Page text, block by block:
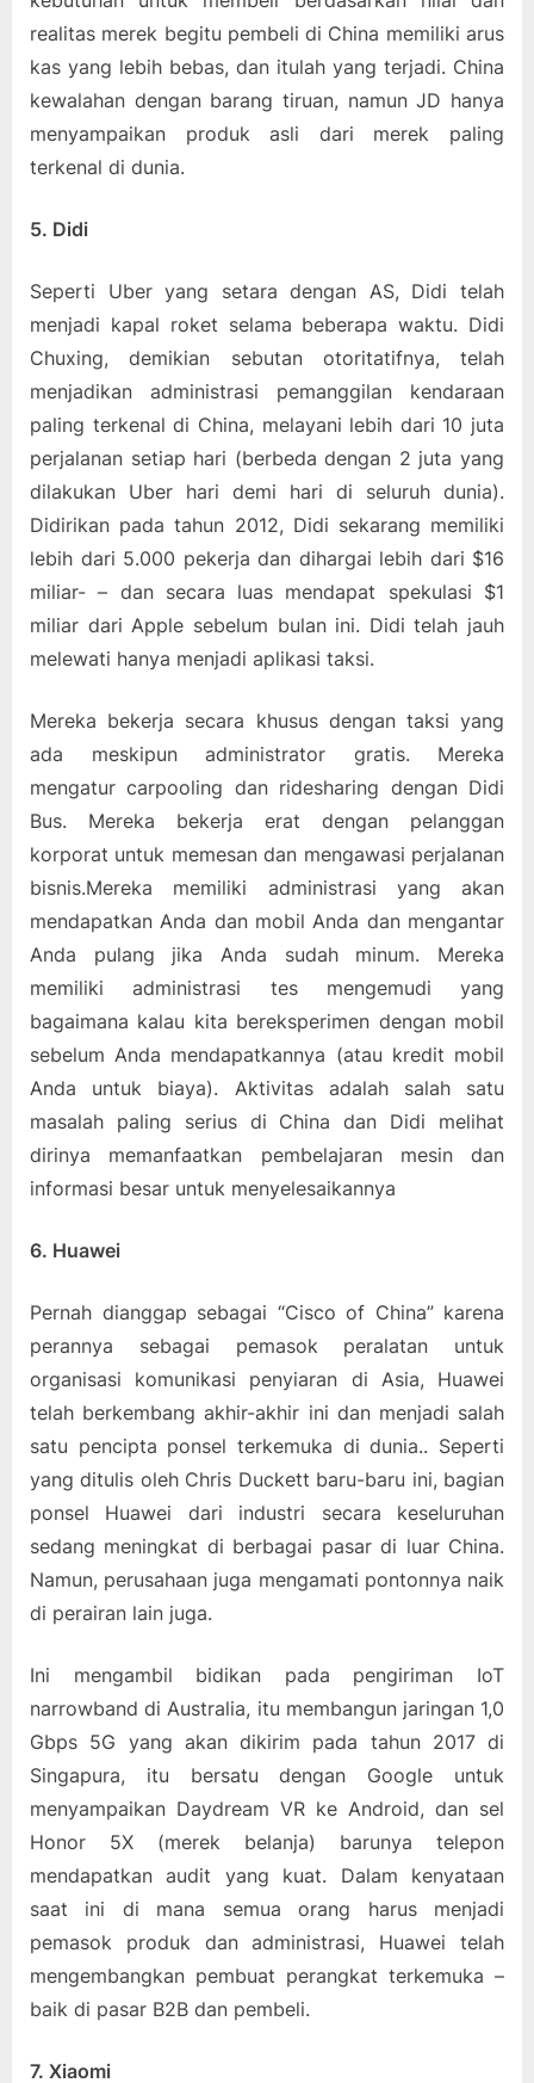
realitas merek begitu pembeli di China memiliki arus
kas yang lebih bebas, dan itulah yang terjadi. China
kewalahan dengan barang tiruan, namun JD hanya
menyampaikan produk asli dari merek paling
terkenal di dunia.
5. Didi
Seperti Uber yang setara dengan AS, Didi telah
menjadi kapal roket selama beberapa waktu. Didi
Chuxing, demikian sebutan otoritatifnya, telah
menjadikan administrasi pemanggilan kendaraan
paling terkenal di China, melayani lebih dari 10 juta
perjalanan setiap hari (berbeda dengan 2 juta yang
dilakukan Uber hari demi hari di seluruh dunia).
Didirikan pada tahun 2012, Didi sekarang memiliki
lebih dari 5.000 pekerja dan dihargai lebih dari $16
miliar- – dan secara luas mendapat spekulasi $1
miliar dari Apple sebelum bulan ini. Didi telah jauh
melewati hanya menjadi aplikasi taksi.
Mereka bekerja secara khusus dengan taksi yang
ada meskipun administrator gratis. Mereka
mengatur carpooling dan ridesharing dengan Didi
Bus. Mereka bekerja erat dengan pelanggan
korporat untuk memesan dan mengawasi perjalanan
bisnis.Mereka memiliki administrasi yang akan
mendapatkan Anda dan mobil Anda dan mengantar
Anda pulang jika Anda sudah minum. Mereka
memiliki administrasi tes mengemudi yang
bagaimana kalau kita bereksperimen dengan mobil
sebelum Anda mendapatkannya (atau kredit mobil
Anda untuk biaya). Aktivitas adalah salah satu
masalah paling serius di China dan Didi melihat
dirinya memanfaatkan pembelajaran mesin dan
informasi besar untuk menyelesaikannya
6. Huawei
Pernah dianggap sebagai “Cisco of China” karena
perannya sebagai pemasok peralatan untuk
organisasi komunikasi penyiaran di Asia, Huawei
telah berkembang akhir-akhir ini dan menjadi salah
satu pencipta ponsel terkemuka di dunia.. Seperti
yang ditulis oleh Chris Duckett baru-baru ini, bagian
ponsel Huawei dari industri secara keseluruhan
sedang meningkat di berbagai pasar di luar China.
Namun, perusahaan juga mengamati pontonnya naik
di perairan lain juga.
Ini mengambil bidikan pada pengiriman IoT
narrowband di Australia, itu membangun jaringan 1,0
Gbps 5G yang akan dikirim pada tahun 2017 di
Singapura, itu bersatu dengan Google untuk
menyampaikan Daydream VR ke Android, dan sel
Honor 5X (merek belanja) barunya telepon
mendapatkan audit yang kuat. Dalam kenyataan
saat ini di mana semua orang harus menjadi
pemasok produk dan administrasi, Huawei telah
mengembangkan pembuat perangkat terkemuka –
baik di pasar B2B dan pembeli.
7. Xiaomi